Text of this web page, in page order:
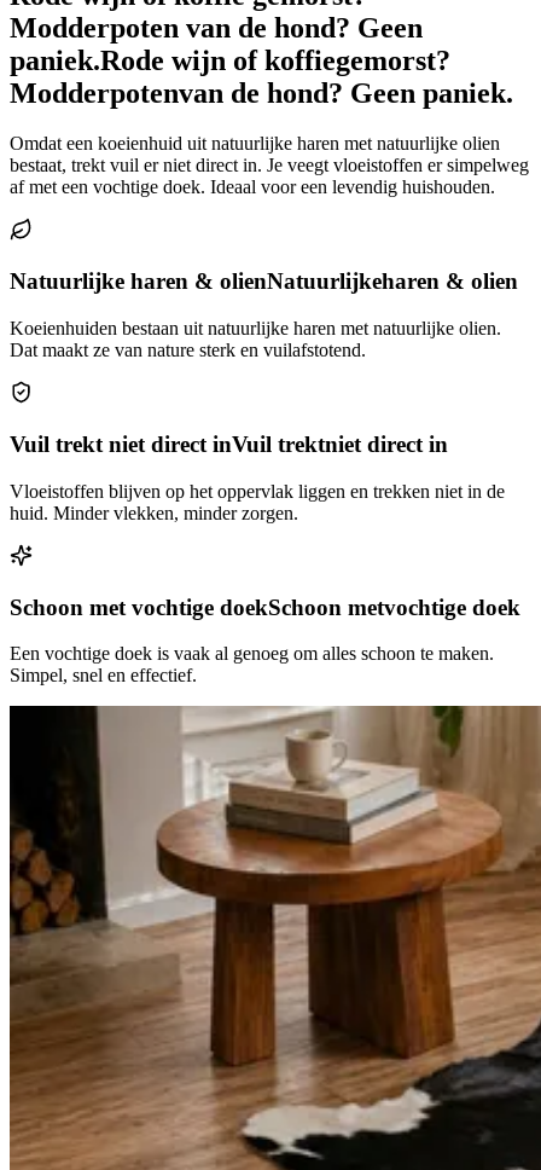
Modderpoten van de hond? Geen
paniek.Rode wijn of koffiegemorst?
Modderpotenvan de hond? Geen paniek.
Omdat een koeienhuid uit natuurlijke haren met natuurlijke olien
bestaat, trekt vuil er niet direct in. Je veegt vloeistoffen er simpelweg
af met een vochtige doek. Ideaal voor een levendig huishouden.
Natuurlijke haren & olienNatuurlijkeharen & olien
Koeienhuiden bestaan uit natuurlijke haren met natuurlijke olien.
Dat maakt ze van nature sterk en vuilafstotend.
Vuil trekt niet direct inVuil trektniet direct in
Vloeistoffen blijven op het oppervlak liggen en trekken niet in de
huid. Minder vlekken, minder zorgen.
Schoon met vochtige doekSchoon metvochtige doek
Een vochtige doek is vaak al genoeg om alles schoon te maken.
Simpel, snel en effectief.